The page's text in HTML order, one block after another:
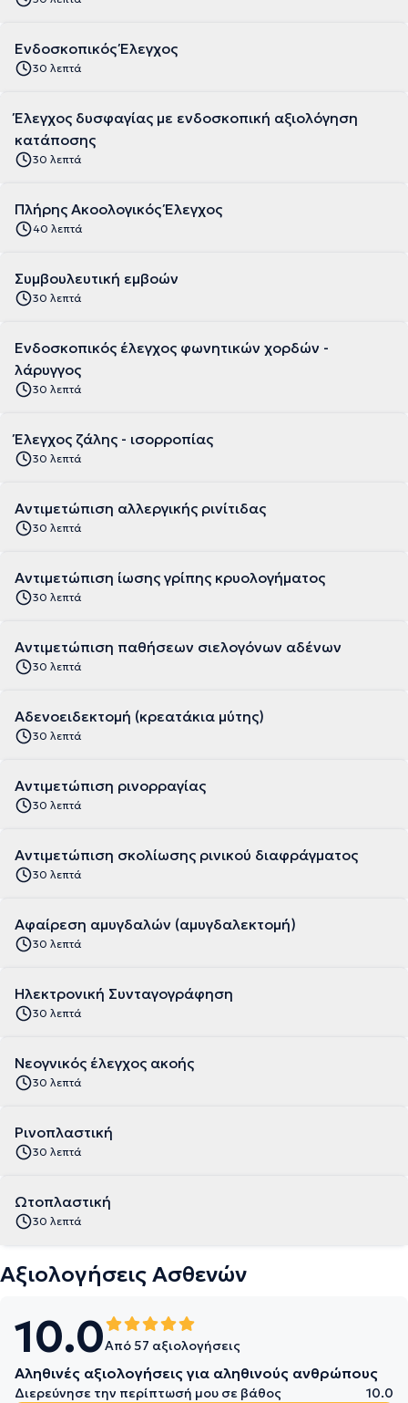
Ενδοσκοπικός Έλεγχος
30 λεπτά
Έλεγχος δυσφαγίας με ενδοσκοπική αξιολόγηση
κατάποσης
30 λεπτά
Πλήρης Ακοολογικός Έλεγχος
40 λεπτά
Συμβουλευτική εμβοών
30 λεπτά
Ενδοσκοπικός έλεγχος φωνητικών χορδών -
λάρυγγος
30 λεπτά
Έλεγχος ζάλης - ισορροπίας
30 λεπτά
Αντιμετώπιση αλλεργικής ρινίτιδας
30 λεπτά
Αντιμετώπιση ίωσης γρίπης κρυολογήματος
30 λεπτά
Αντιμετώπιση παθήσεων σιελογόνων αδένων
30 λεπτά
Αδενοειδεκτομή (κρεατάκια μύτης)
30 λεπτά
Αντιμετώπιση ρινορραγίας
30 λεπτά
Αντιμετώπιση σκολίωσης ρινικού διαφράγματος
30 λεπτά
Αφαίρεση αμυγδαλών (αμυγδαλεκτομή)
30 λεπτά
Ηλεκτρονική Συνταγογράφηση
30 λεπτά
Νεογνικός έλεγχος ακοής
30 λεπτά
Ρινοπλαστική
30 λεπτά
Ωτοπλαστική
30 λεπτά
Αξιολογήσεις Ασθενών
10.0Από 57 αξιολογήσεις
Αληθινές αξιολογήσεις για αληθινούς ανθρώπους
Διερεύνησε την περίπτωσή μου σε βάθος
10.0